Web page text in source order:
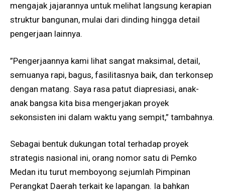
mengajak jajarannya untuk melihat langsung kerapian
struktur bangunan, mulai dari dinding hingga detail
pengerjaan lainnya.
​”Pengerjaannya kami lihat sangat maksimal, detail,
semuanya rapi, bagus, fasilitasnya baik, dan terkonsep
dengan matang. Saya rasa patut diapresiasi, anak-
anak bangsa kita bisa mengerjakan proyek
sekonsisten ini dalam waktu yang sempit,” tambahnya.
Sebagai bentuk dukungan total terhadap proyek
strategis nasional ini, orang nomor satu di Pemko
Medan itu turut memboyong sejumlah Pimpinan
Perangkat Daerah terkait ke lapangan. Ia bahkan